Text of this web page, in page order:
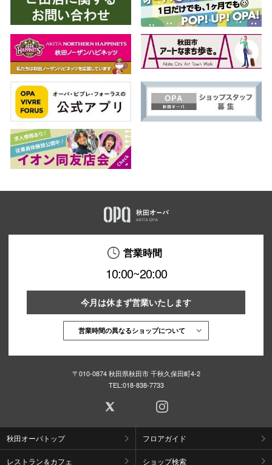
営業時間
10:00~20:00
今月は休まず営業いたします
営業時間の異なるショップについて
〒010-0874 秋田県秋田市 千秋久保田町4-2
TEL:018-838-7733
秋田オーパトップ フロアガイド
レストラン＆カフェ ショップ検索